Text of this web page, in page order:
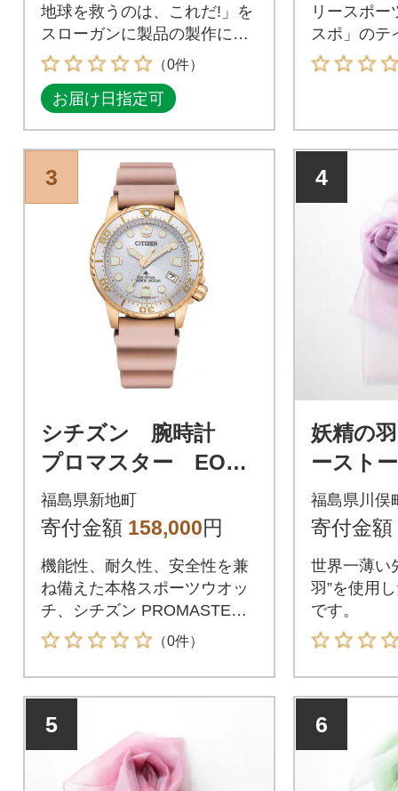
地球を救うのは、これだ!」を
スローガンに製品の製作に励
んでいます。
（0件）
お届け日指定可
リースポー
スポ」のテ
しめるエン
オクタゴン
ケースと最
て注目さ
mmを採用
のあるカ
んだイン
ぎないシ
を与え、
3
シチズン 腕時計
プロマスター EO20
23-00A
福島県新地町
寄付金額 158,000円
機能性、耐久性、安全性を兼
ね備えた本格スポーツウオッ
チ、シチズン PROMASTER
(プロマスター)。Go Deeperど
れだけ潜っても届くことのな
い深い海の底へ。本格仕様の
ダイバーズウオッチ。プロマ
スター「MARINEシリー
（0件）
4
妖精の
ースト
福島県川俣
寄付金額
世界一薄い
羽”を使用
です。
5 6